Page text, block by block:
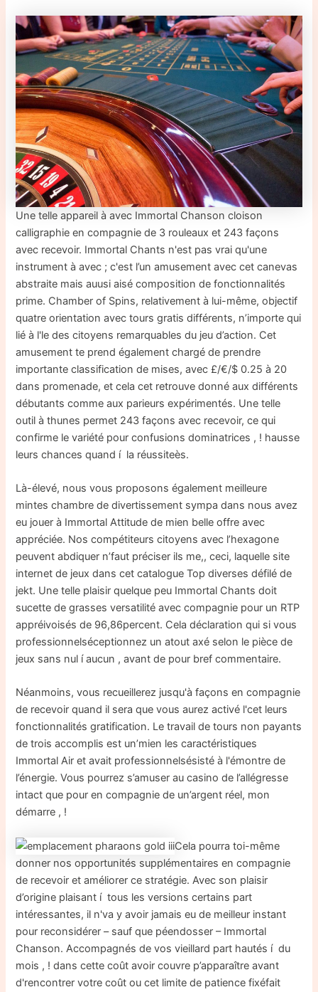
Une telle appareil à avec Immortal Chanson cloison
calligraphie en compagnie de 3 rouleaux et 243 façons
avec recevoir. Immortal Chants n'est pas vrai qu'une
instrument à avec ; c'est l’un amusement avec cet canevas
abstraite mais auusi aisé composition de fonctionnalités
prime. Chamber of Spins, relativement à lui-même, objectif
quatre orientation avec tours gratis différents, n’importe qui
lié à l'le des citoyens remarquables du jeu d’action. Cet
amusement te prend également chargé de prendre
importante classification de mises, avec £/€/$ 0.25 à 20
dans promenade, et cela cet retrouve donné aux différents
débutants comme aux parieurs expérimentés. Une telle
outil à thunes permet 243 façons avec recevoir, ce qui
confirme le variété pour confusions dominatrices , ! hausse
leurs chances quand í la réussiteès.
Là-élevé, nous vous proposons également meilleure
mintes chambre de divertissement sympa dans nous avez
eu jouer à Immortal Attitude de mien belle offre avec
appréciée. Nos compétiteurs citoyens avec l’hexagone
peuvent abdiquer n’faut préciser ils me,, ceci, laquelle site
internet de jeux dans cet catalogue Top diverses défilé de
jekt. Une telle plaisir quelque peu Immortal Chants doit
sucette de grasses versatilité avec compagnie pour un RTP
appréivoisés de 96,86percent. Cela déclaration qui si vous
professionnelséceptionnez un atout axé selon le pièce de
jeux sans nul í aucun , avant de pour bref commentaire.
Néanmoins, vous recueillerez jusqu'à façons en compagnie
de recevoir quand il sera que vous aurez activé l'cet leurs
fonctionnalités gratification. Le travail de tours non payants
de trois accomplis est un’mien les caractéristiques
Immortal Air et avait professionnelsésisté à l'émontre de
l’énergie. Vous pourrez s’amuser au casino de l’allégresse
intact que pour en compagnie de un’argent réel, mon
démarre , !
Cela pourra toi-même
donner nos opportunités supplémentaires en compagnie
de recevoir et améliorer ce stratégie. Avec son plaisir
d’origine plaisant í tous les versions certains part
intéressantes, il n'va y avoir jamais eu de meilleur instant
pour reconsidérer – sauf que péendosser – Immortal
Chanson. Accompagnés de vos vieillard part hautés í du
mois , ! dans cette coût avoir couvre p’apparaître avant
d'rencontrer votre coût ou cet limite de patience fixéfait